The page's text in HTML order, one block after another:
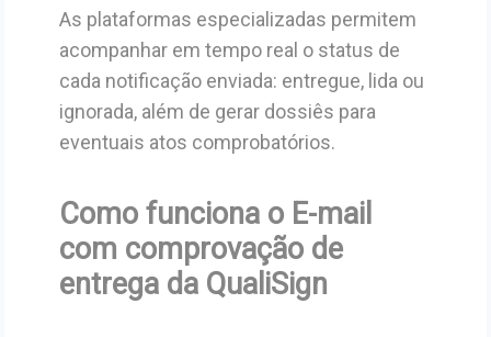
As plataformas especializadas permitem
acompanhar em tempo real o status de
cada notificação enviada: entregue, lida ou
ignorada, além de gerar dossiês para
eventuais atos comprobatórios.
Como funciona o E-mail
com comprovação de
entrega da QualiSign